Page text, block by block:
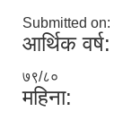
Submitted on:
आर्थिक वर्ष:
७९/८०
महिना: